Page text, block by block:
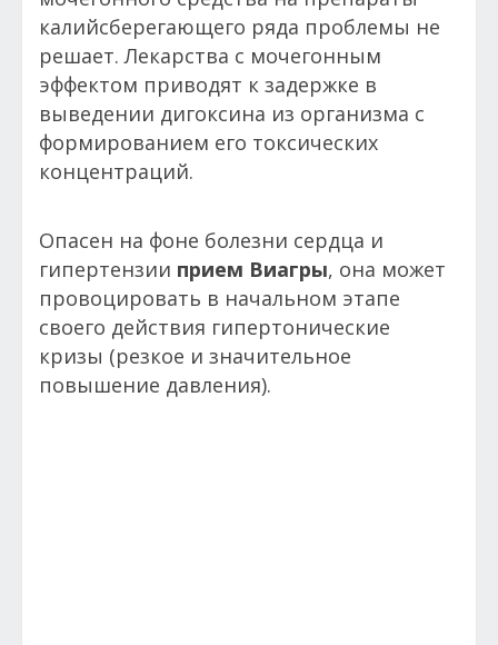
калийсберегающего ряда проблемы не
решает. Лекарства с мочегонным
эффектом приводят к задержке в
выведении дигоксина из организма с
формированием его токсических
концентраций.
Опасен на фоне болезни сердца и
гипертензии прием Виагры, она может
провоцировать в начальном этапе
своего действия гипертонические
кризы (резкое и значительное
повышение давления).